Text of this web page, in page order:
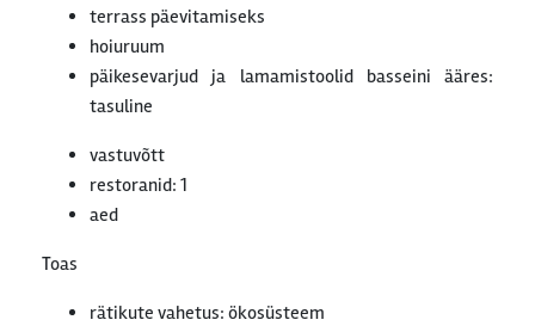
terrass päevitamiseks
hoiuruum
päikesevarjud ja lamamistoolid basseini ääres:
tasuline
vastuvõtt
restoranid: 1
aed
Toas
rätikute vahetus: ökosüsteem